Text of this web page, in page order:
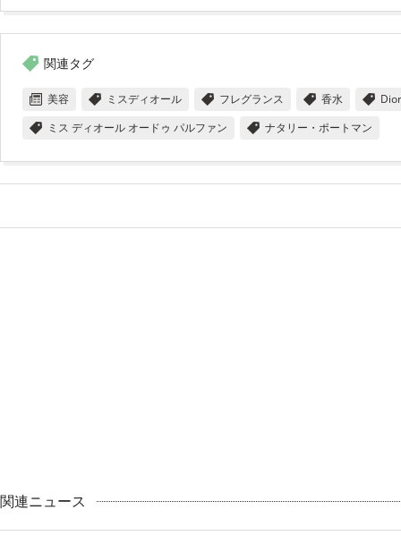
関連タグ
美容 ミスディオール フレグランス 香水
Dior
ミス ディオール オードゥ パルファン
ナタリー・ポートマン
関連ニュース